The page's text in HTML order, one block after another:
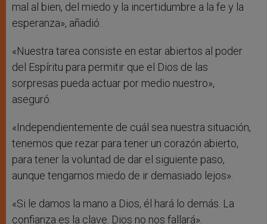
mal al bien, del miedo y la incertidumbre a la fe y la
esperanza», añadió.
«Nuestra tarea consiste en estar abiertos al poder
del Espíritu para permitir que el Dios de las
sorpresas pueda actuar por medio nuestro»,
aseguró.
«Independientemente de cuál sea nuestra situación,
tenemos que rezar para tener un corazón abierto,
para tener la voluntad de dar el siguiente paso,
aunque tengamos miedo de ir demasiado lejos».
«Si le damos la mano a Dios, él hará lo demás. La
confianza es la clave. Dios no nos fallará».